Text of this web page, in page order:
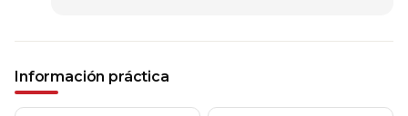
Información práctica